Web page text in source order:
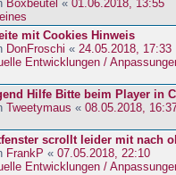
Boxbeutel « 01.06.2018, 13:55
mit Cookies Hinweis
DonFroschi « 24.05.2018, 17:33
Entwicklungen /
Hilfe Bitte beim Player in
Tweetymaus « 08.05.2018,
scrollt leider mit nach
FrankP « 07.05.2018, 22:10
Entwicklungen /